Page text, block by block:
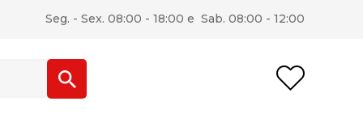
Seg. - Sex. 08:00 - 18:00 e Sab. 08:00 - 12:00